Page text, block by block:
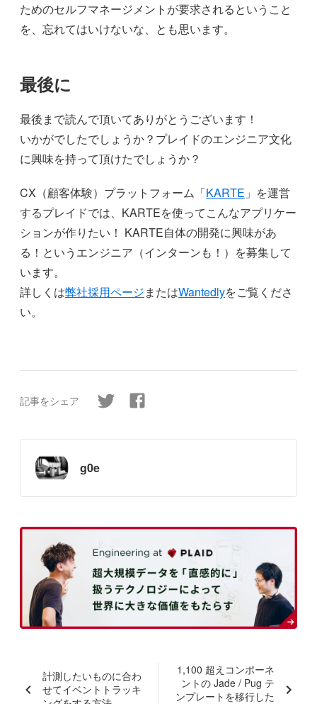
ためのセルフマネージメントが要求されるということ
を、忘れてはいけないな、とも思います。
最後に
最後まで読んで頂いてありがとうございます！
いかがでしたでしょうか？プレイドのエンジニア文化
に興味を持って頂けたでしょうか？
CX（顧客体験）プラットフォーム「KARTE 」を運営
するプレイドでは、KARTEを使ってこんなアプリケー
ションが作りたい！ KARTE自体の開発に興味があ
る！というエンジニア（インターンも！）を募集して
います。
詳しくは弊社採用ページまたはWantedlyをご覧くださ
い。
記事をシェア
g0e
計測したいものに合わ
せてイベントトラッキ
1,100 超えコンポーネ
ントの Jade / Pug テ
ンプレートを移行した